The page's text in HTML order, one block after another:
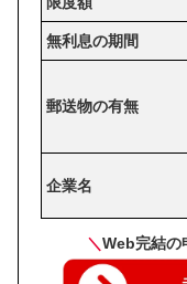
無利息の期間
郵送物の有無
企業名
＼Web完結の